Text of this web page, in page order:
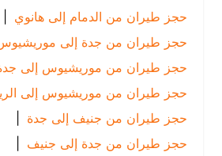
حجز طيران من الدمام إلى هانوي
|
حجز طيران من جدة إلى موريشيوس |
حجز طيران من موريشيوس إلى جدة
حجز طيران من موريشيوس إلى الرياض
|
حجز طيران من جنيف إلى جدة
حجز طيران من جدة إلى جنيف |